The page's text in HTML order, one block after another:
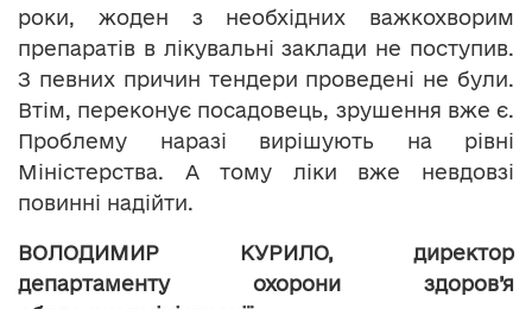
роки, жоден з необхідних важкохворим
препаратів в лікувальні заклади не поступив.
З певних причин тендери проведені не були.
Втім, переконує посадовець, зрушення вже є.
Проблему наразі вирішують на рівні
Міністерства. А тому ліки вже невдовзі
повинні надійти.
ВОЛОДИМИР КУРИЛО, директор
департаменту охорони здоров’я